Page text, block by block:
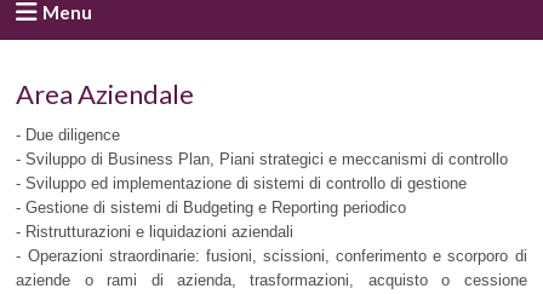
Menu
Area Aziendale
- Due diligence
- Sviluppo di Business Plan, Piani strategici e meccanismi di controllo
- Sviluppo ed implementazione di sistemi di controllo di gestione
- Gestione di sistemi di Budgeting e Reporting periodico
- Ristrutturazioni e liquidazioni aziendali
- Operazioni straordinarie: fusioni, scissioni, conferimento e scorporo di
aziende o rami di azienda, trasformazioni, acquisto o cessione